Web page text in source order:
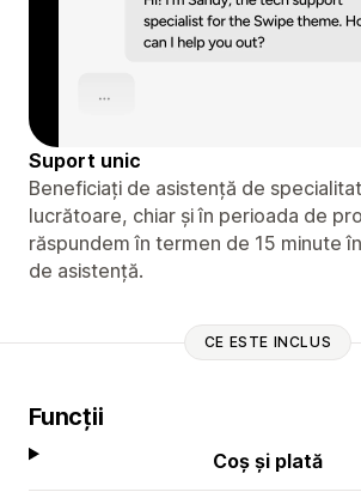
Suport unic
Beneficiați de asistență de
lucrătoare, chiar și în perioada de
răspundem în termen de 15 minute
de asistență.
CE ESTE INCLUS
Funcții
Coș și plată